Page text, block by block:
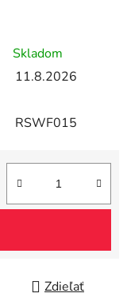
Skladom
11.8.2026
RSWF015
Zdieľať